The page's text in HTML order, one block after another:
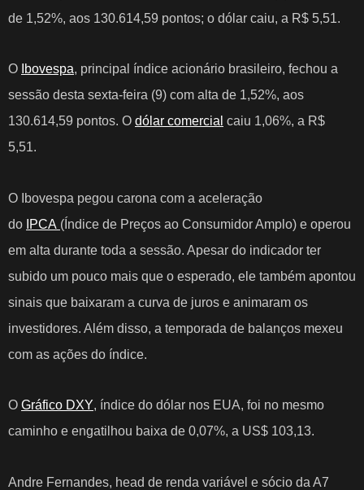
de 1,52%, aos 130.614,59 pontos; o dólar caiu, a R$ 5,51.
O Ibovespa, principal índice acionário brasileiro, fechou a
sessão desta sexta-feira (9) com alta de 1,52%, aos
130.614,59 pontos. O dólar comercial caiu 1,06%, a R$
5,51.
O Ibovespa pegou carona com a aceleração
do IPCA (Índice de Preços ao Consumidor Amplo) e operou
em alta durante toda a sessão. Apesar do indicador ter
subido um pouco mais que o esperado, ele também apontou
sinais que baixaram a curva de juros e animaram os
investidores. Além disso, a temporada de balanços mexeu
com as ações do índice.
O Gráfico DXY, índice do dólar nos EUA, foi no mesmo
caminho e engatilhou baixa de 0,07%, a US$ 103,13.
Andre Fernandes, head de renda variável e sócio da A7